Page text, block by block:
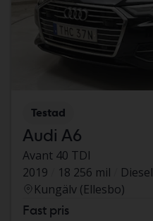
Testad
Audi A6
Avant 40 TDI
2019
18 256 mil
Diesel
Kungälv (Ellesbo)
Fast pris